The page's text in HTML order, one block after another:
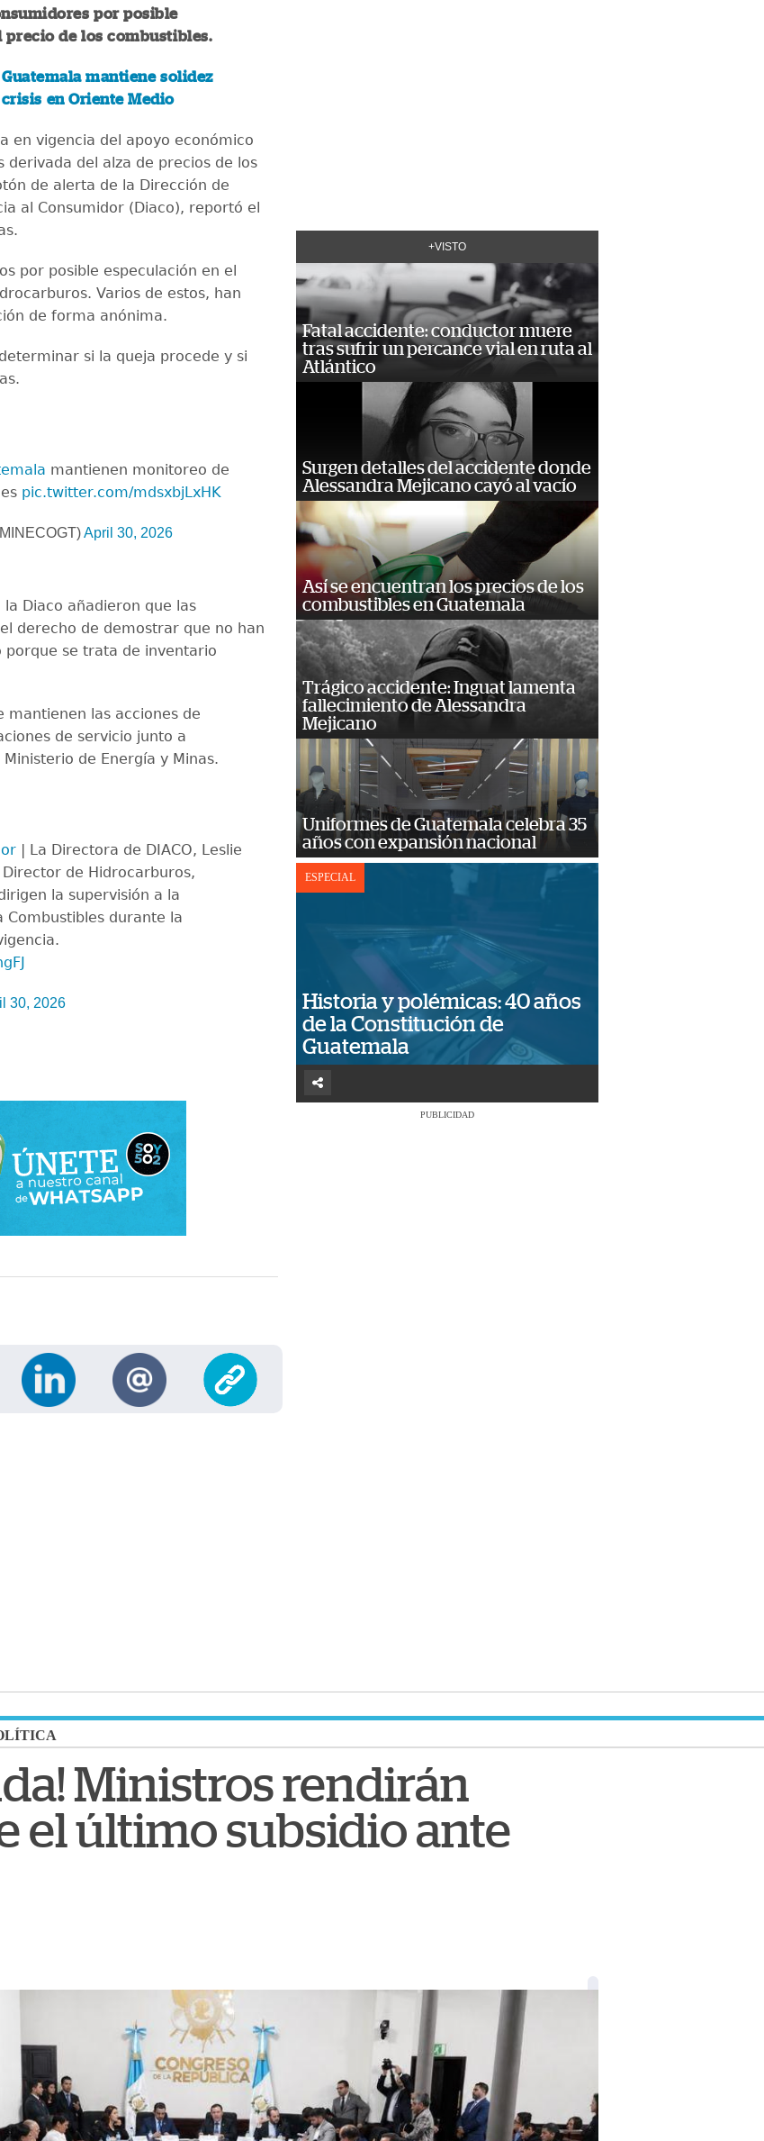
por posible
precio de los combustibles.
Guatemala mantiene solidez
en Oriente Medio
en vigencia del apoyo económico
derivada del alza de precios de los
de alerta de la Dirección de
al Consumidor (Diaco), reportó el
por posible especulación en el
Varios de estos, han
de forma anónima.
si la queja procede y si
mantienen monitoreo de
pic.twitter.com/mdsxbjLxHK
April 30, 2026
la Diaco añadieron que las
derecho de demostrar que no han
porque se trata de inventario
mantienen las acciones de
de servicio junto a
de Energía y Minas.
| La Directora de DIACO, Leslie
de Hidrocarburos,
la supervisión a la
Combustibles durante la
30, 2026
+VISTO
Fatal accidente: conductor muere
tras sufrir un percance vial en ruta al
Atlántico
Surgen detalles del accidente donde
Alessandra Mejicano cayó al vacío
Así se encuentran los precios de los
combustibles en Guatemala
Trágico accidente: Inguat lamenta
fallecimiento de Alessandra
Mejicano
Uniformes de Guatemala celebra 35
años con expansión nacional
ESPECIAL
Historia y polémicas: 40 años
de la Constitución de
Guatemala
PUBLICIDAD
Ministros rendirán
el último subsidio ante